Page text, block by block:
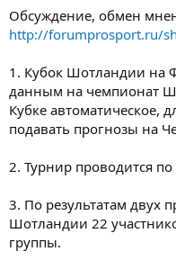
Обсуждение, обмен
http://forumprosport.ru/
1. Кубок Шотландии на
данным на чемпионат
Кубке автоматическое,
подавать прогнозы на
2. Турнир проводится
3. По результатам двух
Шотландии 22
группы.